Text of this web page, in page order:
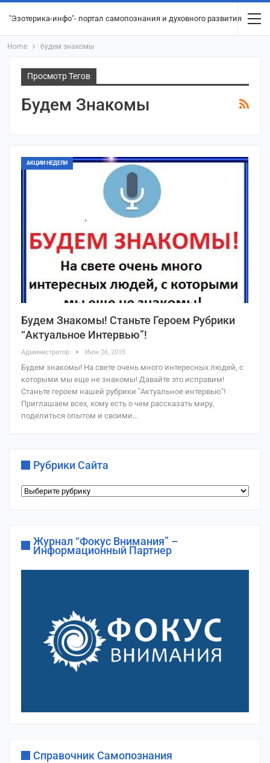
"Эзотерика-инфо"- портал самопознания и духовного развития
Home будем знакомы
Просмотр Тегов
Будем Знакомы
АКЦИИ НЕДЕЛИ
Будем Знакомы! Станьте Героем Рубрики
“Актуальное Интервью”!
Администратор Июн 26, 2015
Будем знакомы! На свете очень много интересных людей, с
которыми мы еще не знакомы! Давайте это исправим!
Станьте героем нашей рубрики "Актуальное интервью"!
Приглашаем всех, кому есть о чем рассказать миру,
поделиться опытом и своими…
Рубрики Сайта
Рубрики
Журнал “Фокус Внимания” –
Информационный Партнер
Справочник Самопознания